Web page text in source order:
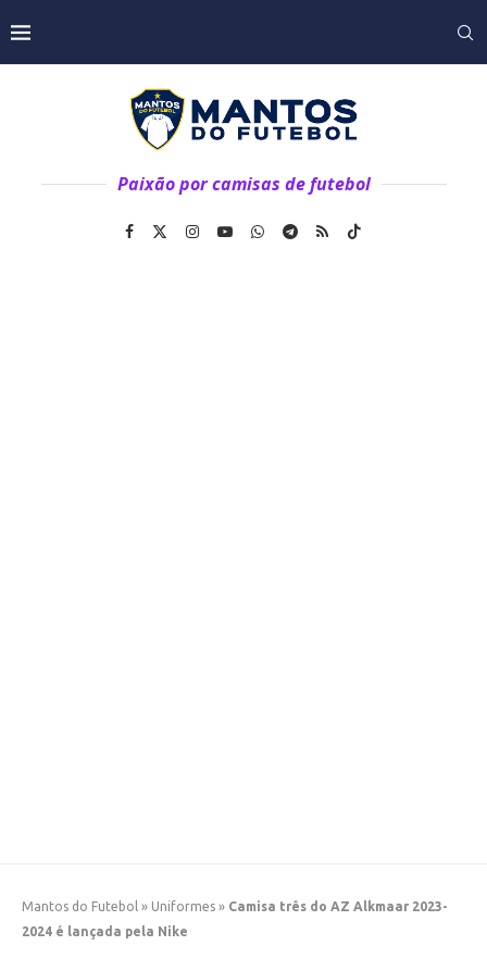
Paixão por camisas de futebol
Mantos do Futebol » Uniformes » Camisa três do AZ Alkmaar 2023-
2024 é lançada pela Nike